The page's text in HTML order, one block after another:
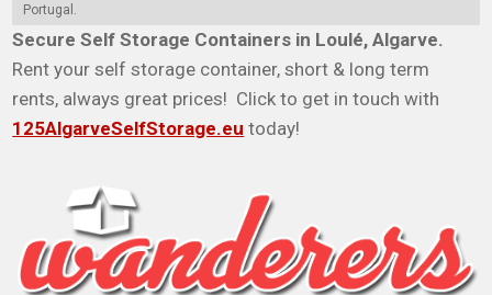
Portugal.
Secure Self Storage Containers in Loulé, Algarve.
Rent your self storage container, short & long term
rents, always great prices! Click to get in touch with
125AlgarveSelfStorage.eu today!